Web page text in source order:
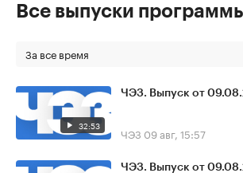
Все выпуски
За все время
32:53
ЧЭЗ. Выпуск от
ЧЭЗ 09 авг, 15:57
ЧЭЗ. Выпуск от